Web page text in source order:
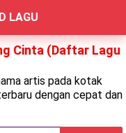
LAGU
Cinta (Daftar Lagu
artis pada kotak
dengan cepat dan